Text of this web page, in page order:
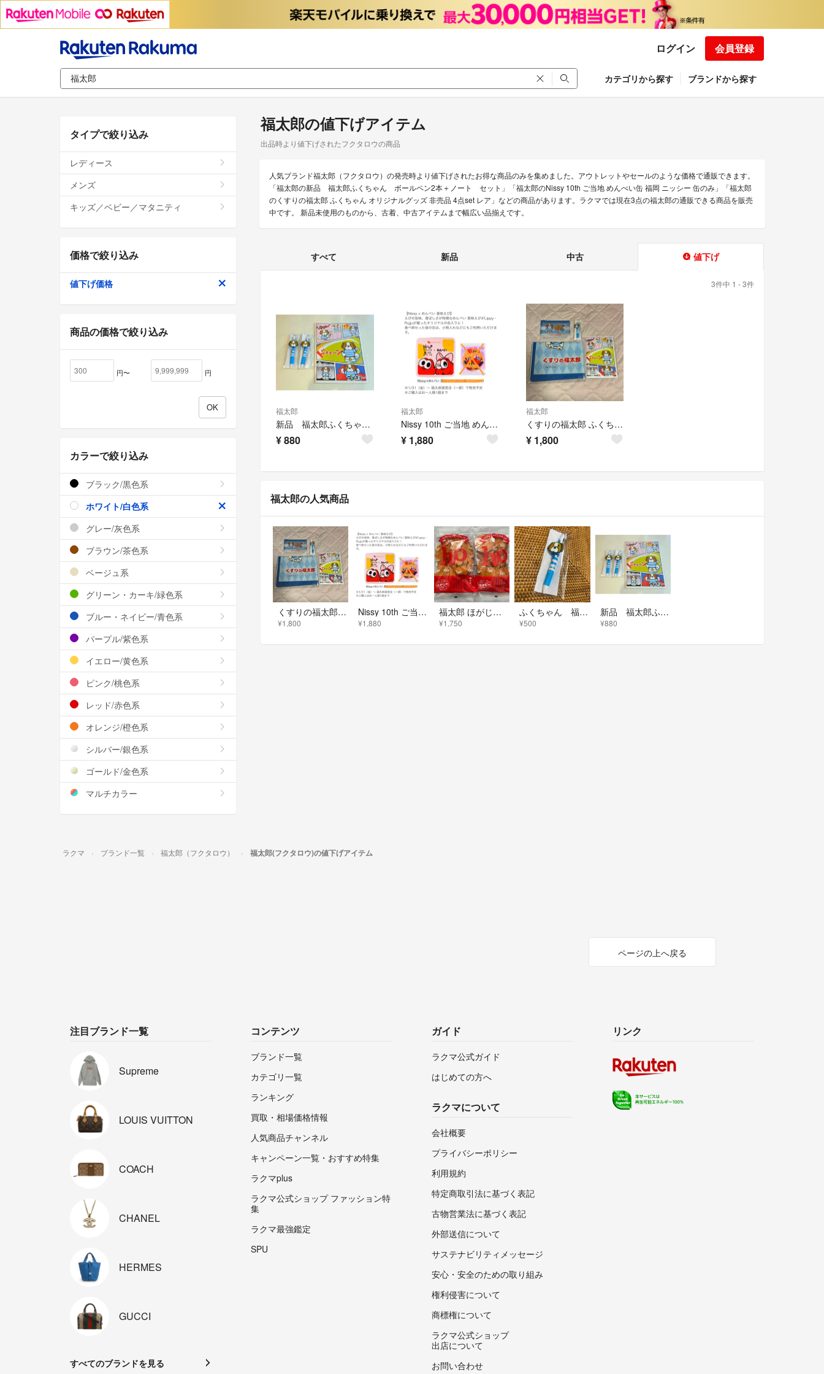
ログイン 会員登録
カテゴリから探す ブランドから探す
福太郎の値下げアイテム
出品時より値下げされたフクタロウの商品
人気ブランド福太郎（フクタロウ）の発売時より値下げされたお得な商品のみを集めました。アウトレットやセールのような価格で通販できます。
「福太郎の新品 福太郎ふくちゃん ボールペン2本＋ノート セット」「福太郎のNissy 10th ご当地 めんべい缶 福岡 ニッシー 缶のみ」「福太郎
のくすりの福太郎 ふくちゃん オリジナルグッズ 非売品 4点set レア」などの商品があります。ラクマでは現在3点の福太郎の通販できる商品を販売
中です。 新品未使用のものから、古着、中古アイテムまで幅広い品揃えです。
すべて 新品 中古 値下げ
3件中 1 - 3件
福太郎
新品 福太郎ふくちゃん ボールペン2本＋ノート セット
¥880
福太郎
Nissy 10th ご当地 めんべい缶 福岡 ニッシー 缶のみ
¥ 1,880
福太郎
くすりの福太郎 ふくちゃん オリジナルグッズ 非売品 4点set レア
¥ 1,800
福太郎の人気商品
くすりの福太郎 ふくちゃん オリジナルグッズ 非売品 4点set レア
¥1,800
Nissy 10th ご当地 めんべい缶 福岡 ニッシー 缶のみ
¥1,880
福太郎 ほがじゃ ほたて 180g × 2袋
¥1,750
ふくちゃん 福太郎 オリジナルラバー付きボールペン 非売品 新品
¥500
新品 福太郎ふくちゃん ボールペン2本＋ノート セット
¥880
タイプで絞り込み
レディース
メンズ
キッズ／ベビー／マタニティ
価格で絞り込み
値下げ価格
商品の価格で絞り込み
円〜 円
カラーで絞り込み
ブラック/黒色系
ホワイト/白色系
グレー/灰色系
ブラウン/茶色系
ベージュ系
グリーン・カーキ/緑色系
ブルー・ネイビー/青色系
パープル/紫色系
イエロー/黄色系
ピンク/桃色系
レッド/赤色系
オレンジ/橙色系
シルバー/銀色系
ゴールド/金色系
マルチカラー
ラクマ ブランド一覧 福太郎（フクタロウ） 福太郎(フクタロウ)の値下げアイテム
ページの上へ戻る
注目ブランド一覧
Supreme
LOUIS VUITTON
COACH
CHANEL
HERMES
GUCCI
すべてのブランドを見る
コンテンツ
ブランド一覧
カテゴリ一覧
ランキング
買取・相場価格情報
人気商品チャンネル
キャンペーン一覧・おすすめ特集
ラクマplus
ラクマ公式ショップ ファッション特
集
ラクマ最強鑑定
SPU
ガイド
ラクマ公式ガイド
はじめての方へ
ラクマについて
会社概要
プライバシーポリシー
利用規約
特定商取引法に基づく表記
古物営業法に基づく表記
外部送信について
サステナビリティメッセージ
安心・安全のための取り組み
権利侵害について
商標権について
ラクマ公式ショップ
出店について
お問い合わせ
リンク